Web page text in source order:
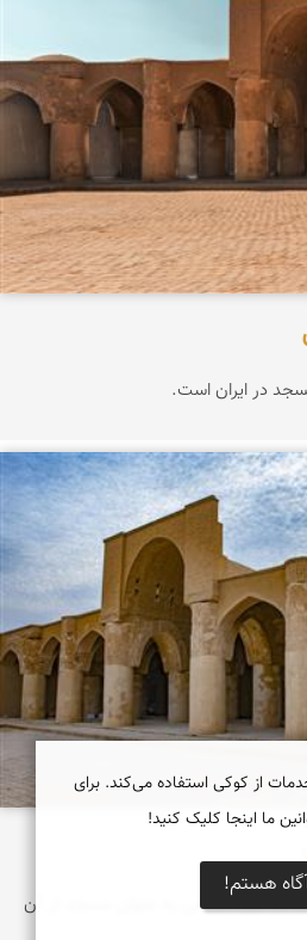
در ایران است.
در دورۀ اسلامی به عنوان مسجد از آن
از کوکی استفاده می‌کند. برای
ما اینجا کلیک کنید!
هستم!